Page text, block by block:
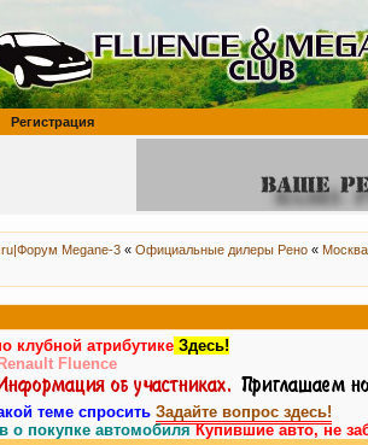
Регистрация
Megane-3 « Официальные дилеры Рено «
клубной атрибутике Здесь!
Fluence
теме спросить Задайте вопрос здесь!
о покупке автомобиляКупившие авто, не